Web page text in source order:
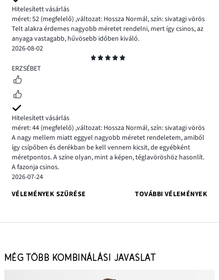
Hitelesített vásárlás
méret: 52 (megfelelő) ,változat: Hossza Normál,szín: sivatagi vörös
Telt alakra érdemes nagyobb méretet rendelni, mert így csinos, az
anyaga vastagabb, hűvösebb időben kiváló.
2026-08-02
5
ERZSÉBET
Hitelesített vásárlás
méret: 44 (megfelelő) ,változat: Hossza Normál,szín: sivatagi vörös
A nagy mellem miatt eggyel nagyobb méretet rendeletem, amiből
így csípőben és derékban be kell vennem kicsit, de egyébként
méretpontos. A színe olyan, mint a képen, téglavöröshöz hasonlít.
A fazonja csinos.
2026-07-24
VÉLEMÉNYEK SZŰRÉSE
TOVÁBBI VÉLEMÉNYEK
MÉG TÖBB KOMBINÁLÁSI JAVASLAT